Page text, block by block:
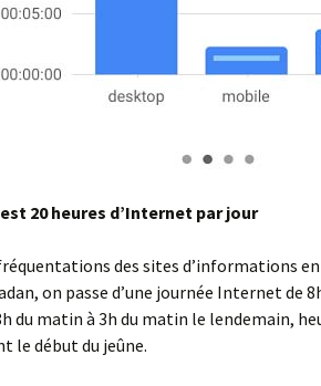
20 heures d’Internet par jour
des sites d’informations
on passe d’une journée Internet de
du matin à 3h du matin le lendemain,
le début du jeûne.